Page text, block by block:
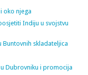
oko njega
Indiju u svojstvu
Buntovnih skladateljica
Dubrovniku i promocija